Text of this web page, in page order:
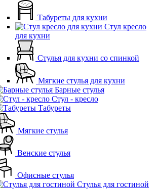
Табуреты для кухни
Стул кресло
для кухни
Стулья для кухни со спинкой
Мягкие стулья для кухни
Барные стулья
Стул - кресло
Табуреты
Мягкие стулья
Венские стулья
Офисные стулья
Стулья для гостиной